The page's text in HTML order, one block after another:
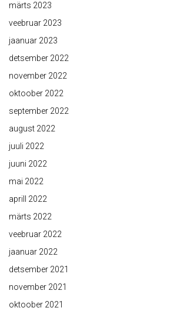
märts 2023
veebruar 2023
jaanuar 2023
detsember 2022
november 2022
oktoober 2022
september 2022
august 2022
juuli 2022
juuni 2022
mai 2022
aprill 2022
märts 2022
veebruar 2022
jaanuar 2022
detsember 2021
november 2021
oktoober 2021